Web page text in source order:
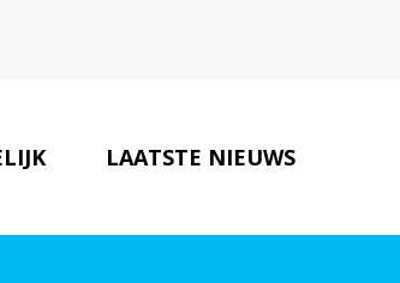
LAATSTE NIEUWS